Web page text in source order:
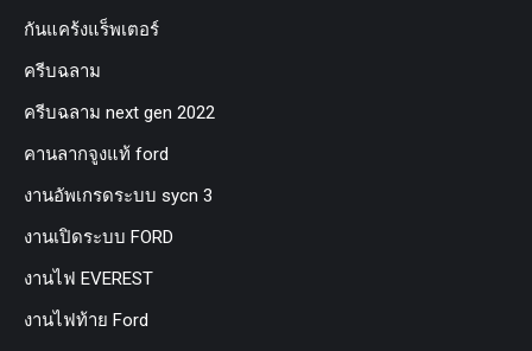
กันแคร้งแร็พเตอร์
ครีบฉลาม
ครีบฉลาม next gen 2022
คานลากจูงแท้ ford
งานอัพเกรดระบบ sycn 3
งานเปิดระบบ FORD
งานไฟ EVEREST
งานไฟท้าย Ford